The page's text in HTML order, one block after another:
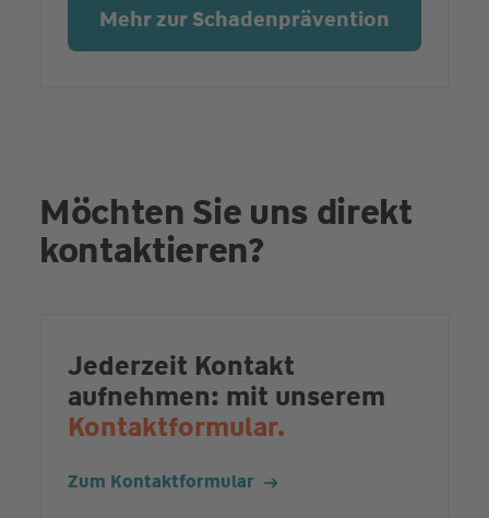
Mehr zur Schadenprävention
Möchten Sie uns direkt
kontaktieren?
Jederzeit Kontakt
aufnehmen: mit unserem
Kontaktformular.
Zum Kontaktformular